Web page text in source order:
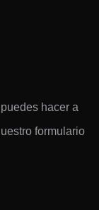
hacer a
formulario